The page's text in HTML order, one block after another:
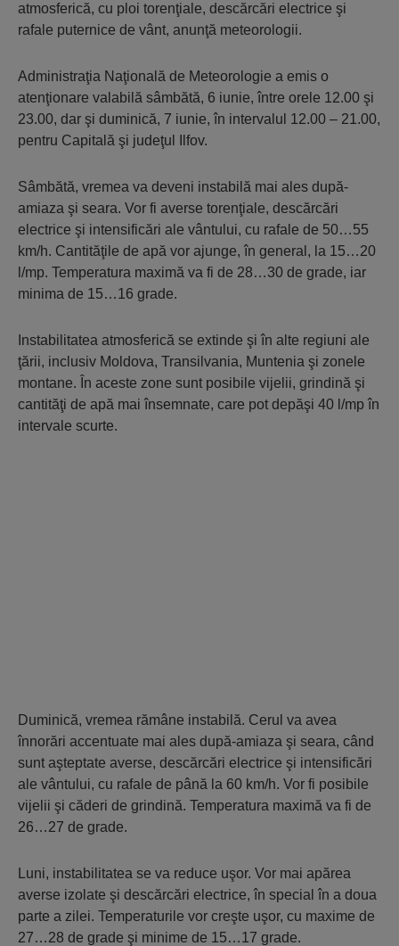
atmosferică, cu ploi torenţiale, descărcări electrice şi
rafale puternice de vânt, anunţă meteorologii.
Administraţia Naţională de Meteorologie a emis o
atenţionare valabilă sâmbătă, 6 iunie, între orele 12.00 şi
23.00, dar şi duminică, 7 iunie, în intervalul 12.00 – 21.00,
pentru Capitală şi judeţul Ilfov.
Sâmbătă, vremea va deveni instabilă mai ales după-
amiaza şi seara. Vor fi averse torenţiale, descărcări
electrice şi intensificări ale vântului, cu rafale de 50…55
km/h. Cantităţile de apă vor ajunge, în general, la 15…20
l/mp. Temperatura maximă va fi de 28…30 de grade, iar
minima de 15…16 grade.
Instabilitatea atmosferică se extinde şi în alte regiuni ale
ţării, inclusiv Moldova, Transilvania, Muntenia şi zonele
montane. În aceste zone sunt posibile vijelii, grindină şi
cantităţi de apă mai însemnate, care pot depăşi 40 l/mp în
intervale scurte.
Duminică, vremea rămâne instabilă. Cerul va avea
înnorări accentuate mai ales după-amiaza şi seara, când
sunt aşteptate averse, descărcări electrice şi intensificări
ale vântului, cu rafale de până la 60 km/h. Vor fi posibile
vijelii şi căderi de grindină. Temperatura maximă va fi de
26…27 de grade.
Luni, instabilitatea se va reduce uşor. Vor mai apărea
averse izolate şi descărcări electrice, în special în a doua
parte a zilei. Temperaturile vor creşte uşor, cu maxime de
27…28 de grade şi minime de 15…17 grade.